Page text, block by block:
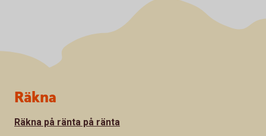
Sidfot
Räkna
Räkna på ränta på ränta